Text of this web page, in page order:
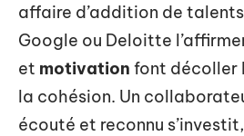
affaire d’addition de
Google ou Deloitte
et motivation font décoller
la cohésion. Un
écouté et reconnu